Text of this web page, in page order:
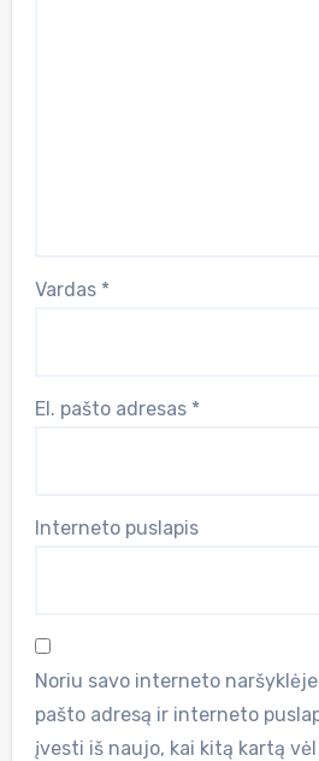
Vardas *
El. pašto adresas *
Interneto puslapis
Noriu savo interneto
pašto adresą ir interneto
įvesti iš naujo, kai kitą kartą